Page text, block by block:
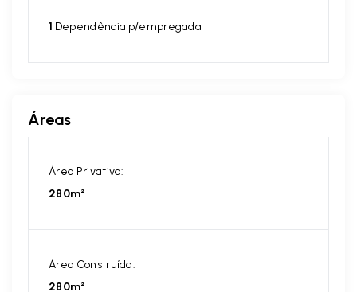
1 Dependência p/empregada
Áreas
Área Privativa:
280m²
Área Construída:
280m²